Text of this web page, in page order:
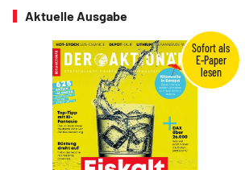
Aktuelle Ausgabe